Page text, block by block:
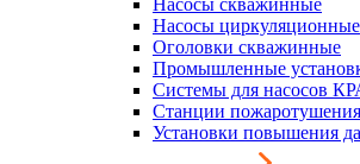
Насосы скважинные
Насосы циркуляционные
Оголовки скважинные
Промышленные
Системы для насосов
Станции пожаротушения
Установки повышения